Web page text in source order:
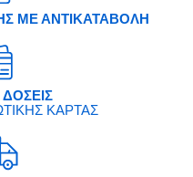
ΜΕ ΑΝΤΙΚΑΤΑΒΟΛΗ
ΚΑΡΤΑΣ